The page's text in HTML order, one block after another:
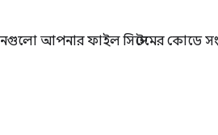
আপনার ফাইল সিস্টেমের কোডে